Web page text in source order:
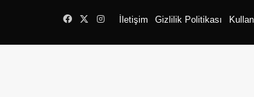
İletişim Gizlilik Politikası
Facebook
X Instagram